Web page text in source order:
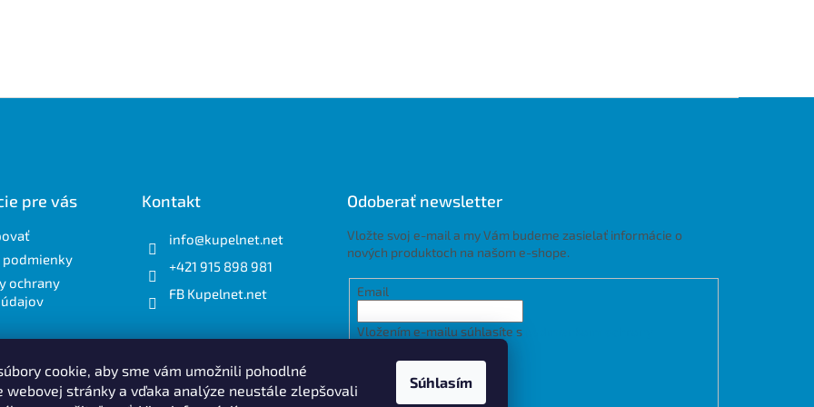
cookie, aby sme vám umožnili pohodlné
webovej stránky a vďaka analýze neustále zlepšovali
Súhlasím
pre vás
podmienky
ochrany
Kontakt
info@kupelnet.net
+421 915 898 981
FB Kupelnet.net
Odoberať newsletter
Vložte svoj e-mail a my Vám budeme zasielať informácie o
nových produktoch na našom e-shope.
Email
Vložením e-mailu súhlasíte s
PRIHLÁSIŤ SA